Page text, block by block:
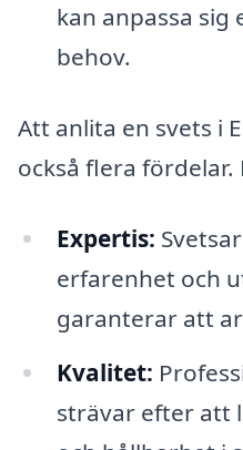
kan anpassa
behov.
Att anlita en svets i
också flera
Expertis:
erfarenhet och
garanterar att
Kvalitet:
strävar efter att